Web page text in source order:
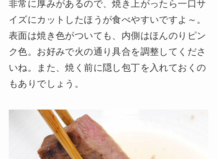
非常に厚みがあるので、焼き上がったら一口サ
イズにカットしたほうが食べやすいですよ～。
表面は焼き色がついても、内側はほんのりピン
ク色。お好みで火の通り具合を調整してくださ
いね。また、焼く前に隠し包丁を入れておくの
もありでしょう。